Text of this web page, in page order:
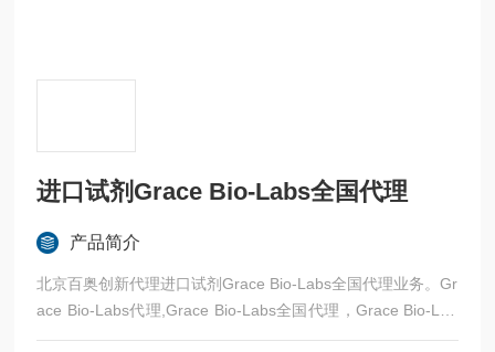
进口试剂Grace Bio-Labs全国代理
产品简介
北京百奥创新代理进口试剂Grace Bio-Labs全国代理业务。Gr
ace Bio-Labs代理,Grace Bio-Labs全国代理，Grace Bio-Lab
s北京代理，Grace Bio-Labs华东代理，Grace Bio-Labs华北